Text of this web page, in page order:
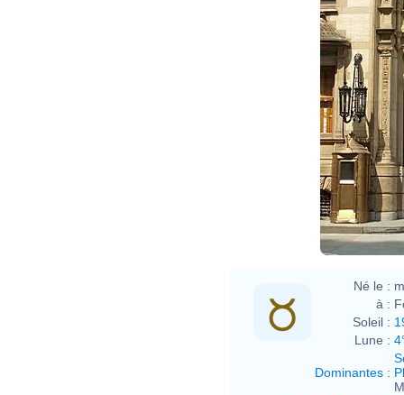
Né le :
à :
Soleil :
Lune :
Dominantes :